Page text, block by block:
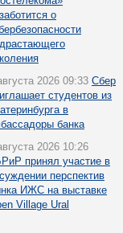
о
2026 09:33 Сбер
студентов из
в
банка
2026 10:26
принял участие в
перспектив
ИЖС на выставке
Village Ural